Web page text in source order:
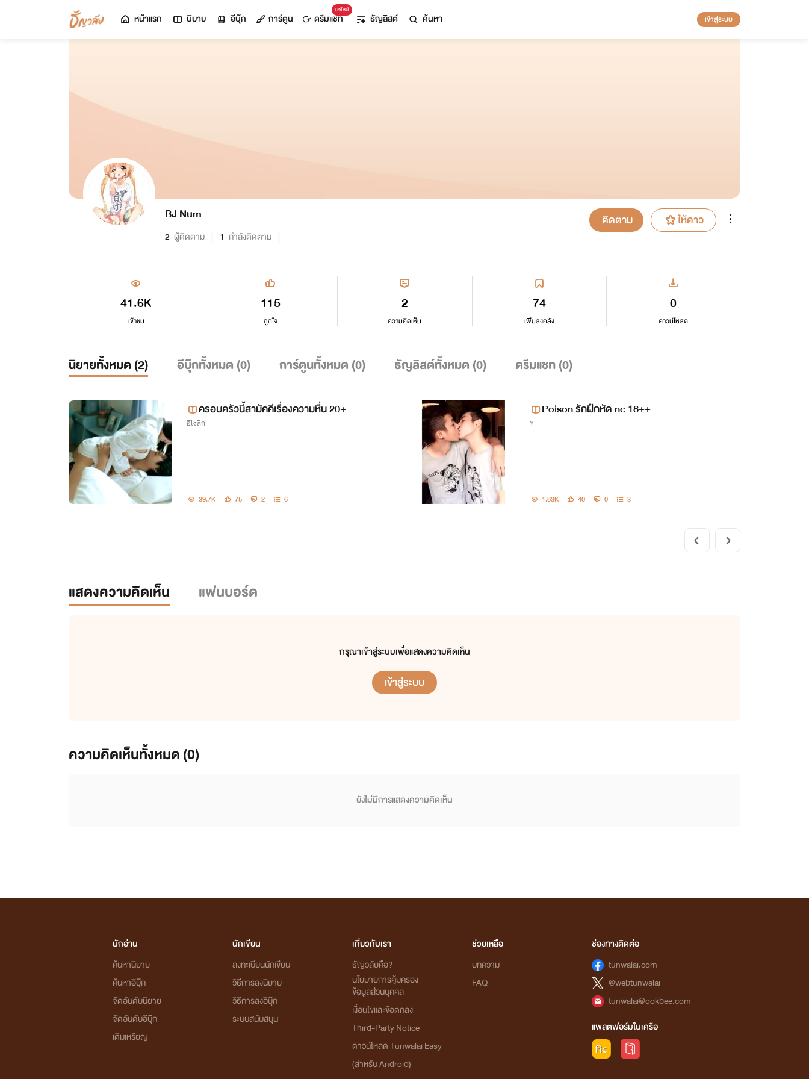
หน้าแรก นิยาย อีบุ๊ก การ์ตูน
มาใหม่
ดรีมแชท ธัญลิสต์ ค้นหา เข้าสู่ระบบ
BJ Num
2 ผู้ติดตาม 1 กำลังติดตาม
ติดตาม ให้ดาว
41.6K
เข้าชม
74
เพิ่มลงคลัง
115
ถูกใจ
0
ดาวน์โหลด
2
ความคิดเห็น
นิยายทั้งหมด (2) อีบุ๊กทั้งหมด (0) การ์ตูนทั้งหมด (0) ธัญลิสต์ทั้งหมด (0) ดรีมแชท (0)
ครอบครัวนี้สามัคคีเรื่องความหื่น 20+
อีโรติก
39.7K 75 2 6
Poison รักฝึกหัด nc 18++
Y
1.83K 40 0 3
แสดงความคิดเห็น แฟนบอร์ด
กรุณาเข้าสู่ระบบเพื่อแสดงความคิดเห็น
เข้าสู่ระบบ
ความคิดเห็นทั้งหมด (0)
ยังไม่มีการแสดงความคิดเห็น
นักอ่าน
ค้นหานิยาย
ค้นหาอีบุ๊ก
จัดอันดับนิยาย
จัดอันดับอีบุ๊ก
เติมเหรียญ
นักเขียน
ลงทะเบียนนักเขียน
วิธีการลงนิยาย
วิธีการลงอีบุ๊ก
ระบบสนับสนุน
เกี่ยวกับเรา
ธัญวลัยคือ?
นโยบายการคุ้มครอง
ข้อมูลส่วนบุคคล
เงื่อนไขและข้อตกลง
Third-Party Notice
ดาวน์โหลด Tunwalai Easy
(สำหรับ Android)
ช่วยเหลือ
บทความ
FAQ
ช่องทางติดต่อ
tunwalai.com
@webtunwalai
tunwalai@ookbee.com
แพลตฟอร์มในเครือ